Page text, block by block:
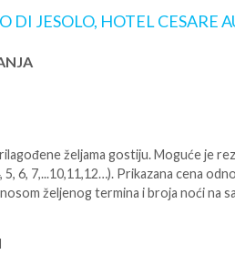
JESOLO, HOTEL CESARE
željama gostiju. Moguće je
6, 7,...10,11,12…). Prikazana cena
željenog termina i broja noći na